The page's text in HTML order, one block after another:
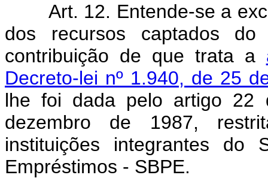
Art. 12. Entende-se a
dos recursos captados
contribuição de que trata a
Decreto-lei nº 1.940, de 25
lhe foi dada pelo artigo 22
dezembro de 1987,
instituições integrantes do
Empréstimos - SBPE.